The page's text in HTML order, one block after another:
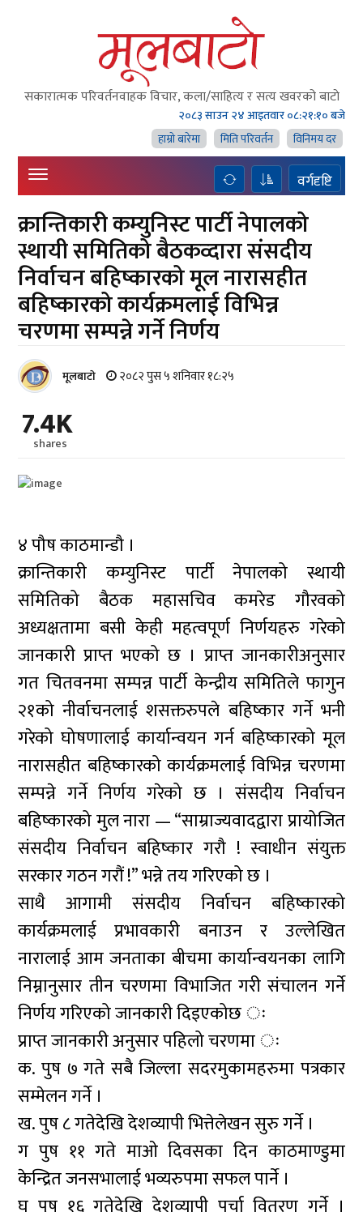
सकारात्मक परिवर्तनवाहक विचार, कला/साहित्य र सत्य खवरको बाटाे
२०८३ साउन २४ आइतवार०८:२१:११ बजे
हाम्राे बारेमा
मिति परिवर्तन विनिमय दर
वर्गदृष्टि
क्रान्तिकारी कम्युनिस्ट पार्टी नेपालको
स्थायी समितिको बैठकव्दारा संसदीय
निर्वाचन बहिष्कारको मूल नारासहीत
बहिष्कारको कार्यक्रमलाई विभिन्न
चरणमा सम्पन्ने गर्ने निर्णय
मूलबाटाे २०८२ पुस ५ शनिवार १८:२५
7.4K
shares
४ पौष काठमान्डौ ।
क्रान्तिकारी कम्युनिस्ट पार्टी नेपालको स्थायी
समितिको बैठक महासचिव कमरेड गौरवको
अध्यक्षतामा बसी केही महत्वपूर्ण निर्णयहरु गरेको
जानकारी प्राप्त भएको छ । प्राप्त जानकारीअनुसार
गत चितवनमा सम्पन्न पार्टी केन्द्रीय समितिले फागुन
२१को नीर्वाचनलाई शसक्तरुपले बहिष्कार गर्ने भनी
गरेको घोषणालाई कार्यान्वयन गर्न बहिष्कारको मूल
नारासहीत बहिष्कारको कार्यक्रमलाई विभिन्न चरणमा
सम्पन्ने गर्ने निर्णय गरेको छ । संसदीय निर्वाचन
बहिष्कारको मुल नारा — “साम्राज्यवादद्वारा प्रायोजित
संसदीय निर्वाचन बहिष्कार गरौ ! स्वाधीन संयुक्त
सरकार गठन गरौं !” भन्ने तय गरिएको छ ।
साथै आगामी संसदीय निर्वाचन बहिष्कारको
कार्यक्रमलाई प्रभावकारी बनाउन र उल्लेखित
नारालाई आम जनताका बीचमा कार्यान्वयनका लागि
निम्नानुसार तीन चरणमा विभाजित गरी संचालन गर्ने
निर्णय गरिएको जानकारी दिइएकोछ ः
प्राप्त जानकारी अनुसार पहिलो चरणमा ः
क. पुष ७ गते सबै जिल्ला सदरमुकामहरुमा पत्रकार
सम्मेलन गर्ने ।
ख. पुष ८ गतेदेखि देशव्यापी भित्तेलेखन सुरु गर्ने ।
ग पुष ११ गते माओ दिवसका दिन काठमाण्डुमा
केन्द्रित जनसभालाई भव्यरुपमा सफल पार्ने ।